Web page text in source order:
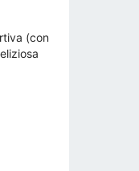
(con